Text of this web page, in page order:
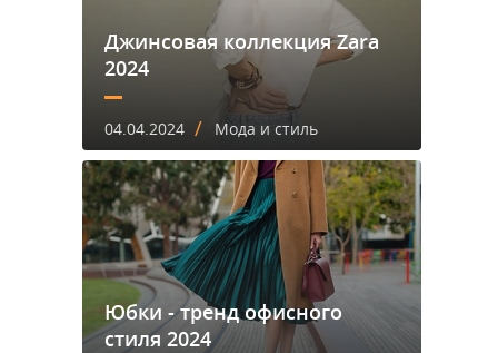
Джинсовая коллекция Zara
2024
04.04.2024 / Мода и стиль
Юбки - тренд офисного
стиля 2024